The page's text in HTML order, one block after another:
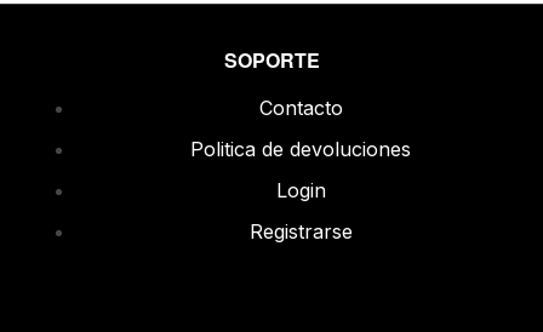
SOPORTE
Contacto
Politica de devoluciones
Login
Registrarse